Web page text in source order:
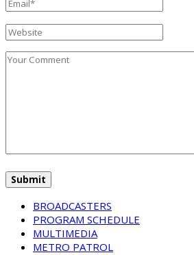
BROADCASTERS
PROGRAM SCHEDULE
MULTIMEDIA
METRO PATROL